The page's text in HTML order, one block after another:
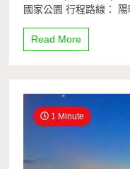
國家公園 行程路線：
Read More
1 Minute